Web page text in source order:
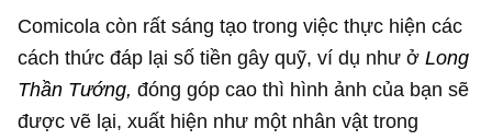
Comicola còn rất sáng tạo trong việc thực hiện các
cách thức đáp lại số tiền gây quỹ, ví dụ như ởLong
Thần Tướng, đóng góp cao thì hình ảnh của bạn sẽ
được vẽ lại, xuất hiện như một nhân vật trong